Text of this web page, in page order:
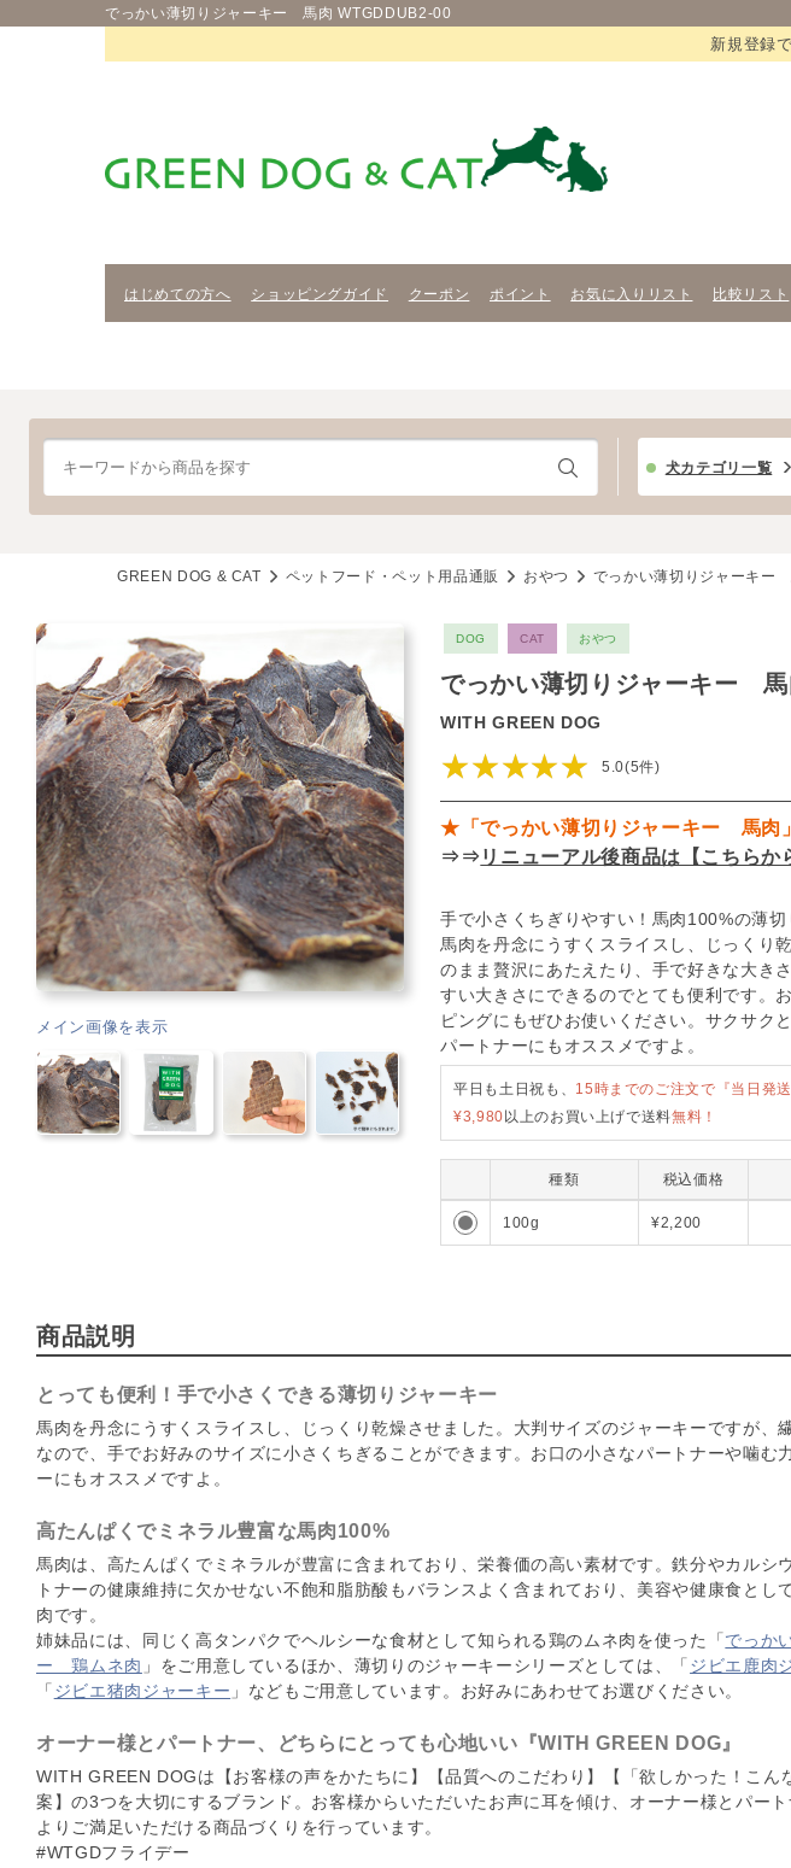
でっかい薄切りジャーキー 馬肉 WTGDDUB2-00
新規登録
はじめての方へ ショッピングガイド クーポン ポイント お気に入りリスト 比較リスト
犬カテゴリ一覧
GREEN DOG & CAT ペットフード・ペット用品通販 おやつ でっかい薄切りジャーキー
メイン画像を表示
DOG CAT おやつ
でっかい薄切りジャーキー 馬
WITH GREEN DOG
★★★★★ 5.0(5件)
★「でっかい薄切りジャーキー 馬肉
⇒⇒ リニューアル後商品は【こちら
手で小さくちぎりやすい！馬肉100%の薄切
馬肉を丹念にうすくスライスし、じっくり
のまま贅沢にあたえたり、手で好きな大き
すい大きさにできるのでとても便利です。
ピングにもぜひお使いください。サクサク
パートナーにもオススメですよ。
平日も土日祝も、 15時までのご注文で『当日発送
¥3,980 以上のお買い上げで送料無料！
種類 税込価格
100g
¥2,200
商品説明
とっても便利！手で小さくできる薄切りジャーキー
馬肉を丹念にうすくスライスし、じっくり乾燥させました。大判サイズのジャーキーですが、
なので、手でお好みのサイズに小さくちぎることができます。お口の小さなパートナーや噛む
ーにもオススメですよ。
高たんぱくでミネラル豊富な馬肉100%
馬肉は、高たんぱくでミネラルが豊富に含まれており、栄養価の高い素材です。鉄分やカルシ
トナーの健康維持に欠かせない不飽和脂肪酸もバランスよく含まれており、美容や健康食とし
肉です。
姉妹品には、同じく高タンパクでヘルシーな食材として知られる鶏のムネ肉を使った「でっか
ー 鶏ムネ肉 」をご用意しているほか、薄切りのジャーキーシリーズとしては、「 ジビエ鹿肉
「 ジビエ猪肉ジャーキー 」などもご用意しています。お好みにあわせてお選びください。
オーナー様とパートナー、どちらにとっても心地いい『WITH GREEN DOG』
WITH GREEN DOGは【お客様の声をかたちに】【品質へのこだわり】【「欲しかった！こん
案】の3つを大切にするブランド。お客様からいただいたお声に耳を傾け、オーナー様とパート
よりご満足いただける商品づくりを行っています。
#WTGDフライデー